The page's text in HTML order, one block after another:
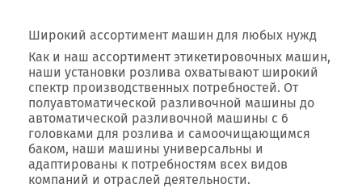
Широкий ассортимент машин для любых нужд
Как и наш ассортимент этикетировочных машин,
наши установки розлива охватывают широкий
спектр производственных потребностей. От
полуавтоматической разливочной машины до
автоматической разливочной машины с 6
головками для розлива и самоочищающимся
баком, наши машины универсальны и
адаптированы к потребностям всех видов
компаний и отраслей деятельности.